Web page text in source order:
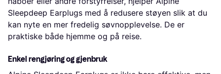
Sleepdeep Earplugs med å redusere støyen slik at du
kan nyte en mer fredelig søvnopplevelse. De er
praktiske både hjemme og på reise.
Enkel rengjøring og gjenbruk